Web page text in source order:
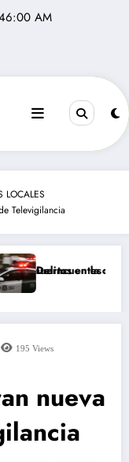
AM
LOCALES
Televigilancia
en la crisis.
matan a
195 Views
nueva